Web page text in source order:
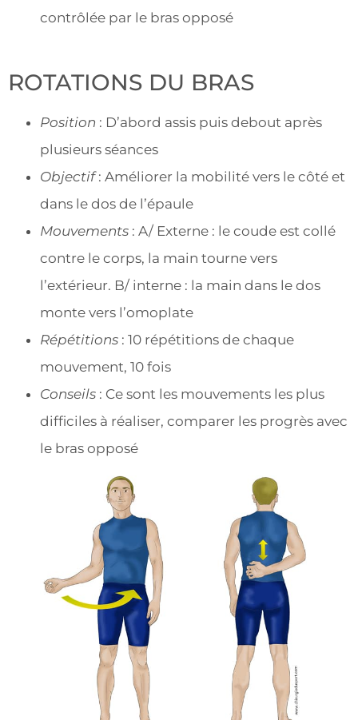
contrôlée par le bras opposé
ROTATIONS DU BRAS
Position : D’abord assis puis debout après
plusieurs séances
Objectif: Améliorer la mobilité vers le côté et
dans le dos de l’épaule
Mouvements : A/ Externe : le coude est collé
contre le corps, la main tourne vers
l’extérieur. B/ interne : la main dans le dos
monte vers l’omoplate
Répétitions : 10 répétitions de chaque
mouvement, 10 fois
Conseils : Ce sont les mouvements les plus
difficiles à réaliser, comparer les progrès avec
le bras opposé